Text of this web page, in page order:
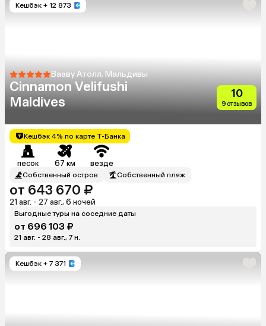
Кешбэк + 12 873
Вааву Атолл, Мальдивы
Cinnamon Velifushi
Maldives
10
9 отзывов
Кешбэк 4% по карте Т-Банка
песок 67 км везде
Собственный остров Собственный пляж
от 643 670 ₽
21 авг. - 27 авг., 6 ночей
Выгодные туры на соседние даты
от 696 103 ₽
21 авг. - 28 авг., 7 н.
Кешбэк + 7 371